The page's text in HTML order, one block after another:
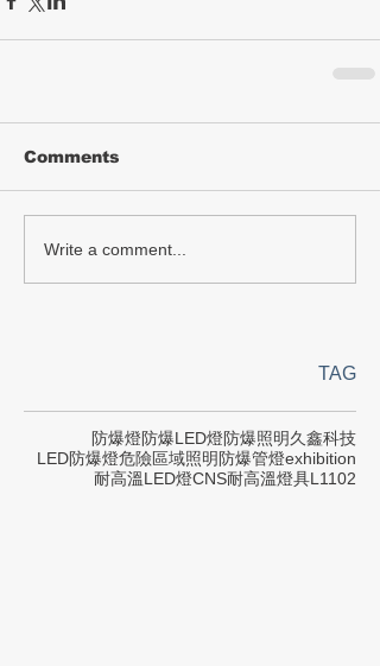
Comments
Write a comment...
TAG
防爆燈防爆LED燈防爆照明久鑫科技
LED防爆燈危險區域照明防爆管燈exhibition
耐高溫LED燈CNS耐高溫燈具L1102